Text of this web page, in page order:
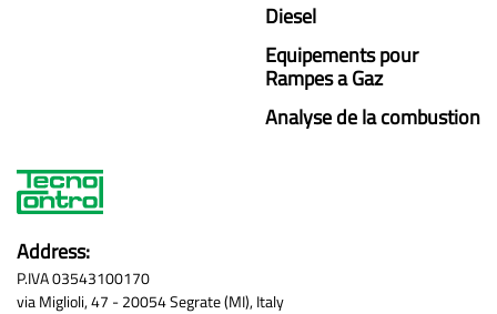
Address:
P.IVA 03543100170
via Miglioli, 47 - 20054 Segrate (MI), Italy
Diesel
Equipements pour
Rampes a Gaz
Analyse de la combustion